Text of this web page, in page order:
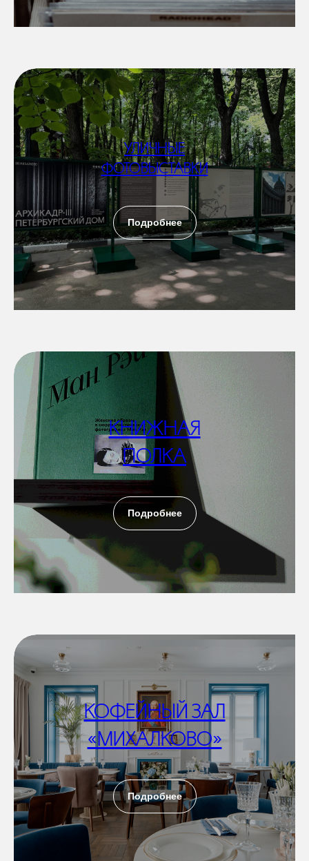
УЛИЧНЫЕ
ФОТОВЫСТАВКИ
Подробнее
КНИЖНАЯ
ПОЛКА
Подробнее
КОФЕЙНЫЙ ЗАЛ
«МИХАЛКОВО»
Подробнее